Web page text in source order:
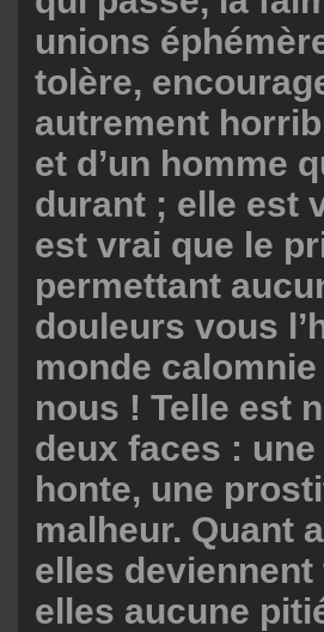
unions
tolère,
autrement
et d’un homme
durant ; elle est
est vrai que le
permettant
douleurs vous
monde
nous ! Telle est
deux faces :
honte, une
malheur. Quant
elles
elles aucune